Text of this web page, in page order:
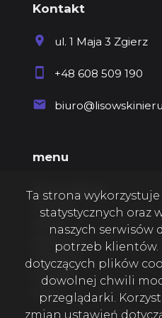
Kontakt
ul. 1 Maja 3 Zgierz
+48 608 509 190
menu
Strona główna
O firmie
Oferty
Zgłoszenia
Ulubione
Kontakt
Rodo
Ta strona
statystycznych oraz
naszych serwisów
potrzeb klientów.
dotyczących plików
dowolnej chwili
przeglądarki.
zmian ustawień